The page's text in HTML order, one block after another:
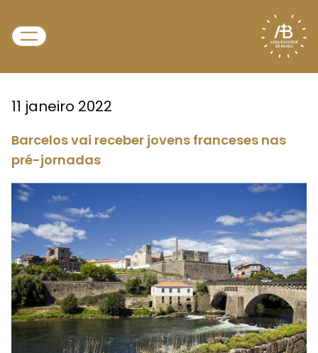
11 janeiro 2022
Barcelos vai receber jovens franceses nas
pré-jornadas